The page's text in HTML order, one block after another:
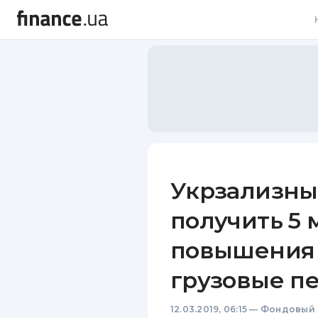
получить 5
повышения
грузовые
12.03.2019, 06:15 — Фондовый